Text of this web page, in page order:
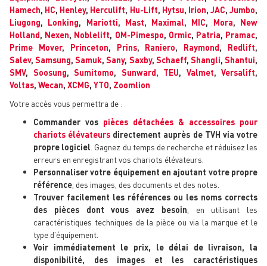
Hamech, HC, Henley, Herculift, Hu-Lift, Hytsu, Irion, JAC, Jumbo,
Liugong, Lonking, Mariotti, Mast, Maximal, MIC, Mora, New
Holland, Nexen, Noblelift, OM-Pimespo, Ormic, Patria, Pramac,
Prime Mover, Princeton, Prins, Raniero, Raymond, Redlift,
Salev,Samsung,Samuk,Sany, Saxby, Schaeff, Shangli,Shantui,
SMV, Soosung, Sumitomo, Sunward, TEU, Valmet, Versalift,
Voltas, Wecan, XCMG, YTO, Zoomlion
Votre accès vous permettra de :
Commander vos pièces détachées & accessoires pour
chariots élévateurs directement auprès de TVH via votre
propre logiciel . Gagnez du temps de recherche et réduisez les
erreurs en enregistrant vos chariots élévateurs.
Personnaliser votre équipement en ajoutant votre propre
référence , des images, des documents et des notes.
Trouver facilement les références ou les noms corrects
des pièces dont vous avez besoin , en utilisant les
caractéristiques techniques de la pièce ou via la marque et le
type d'équipement.
Voir immédiatement le prix, le délai de livraison, la
disponibilité, des images et les caractéristiques